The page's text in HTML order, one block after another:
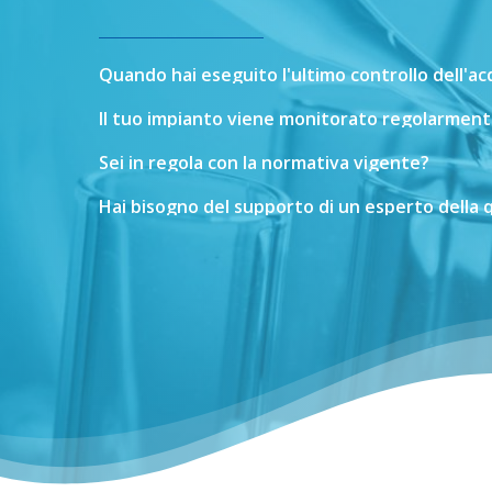
Quando hai eseguito l'ultimo controllo
Il tuo impianto viene monitorato
Sei in regola con la normativa vigente?
Hai bisogno del supporto di un espertodella